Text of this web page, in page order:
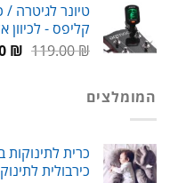
היה:
₪.
טיונר לגיטרה /
קליפס - לכיוון
119.00₪
₪
המומלצים
כרית
כירבולית לתינוק - 60